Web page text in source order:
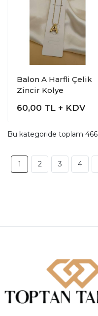
Balon A Harfli Çelik
Zincir Kolye
60,00 TL + KDV
Bu kategoride toplam 466
1 2 3 4